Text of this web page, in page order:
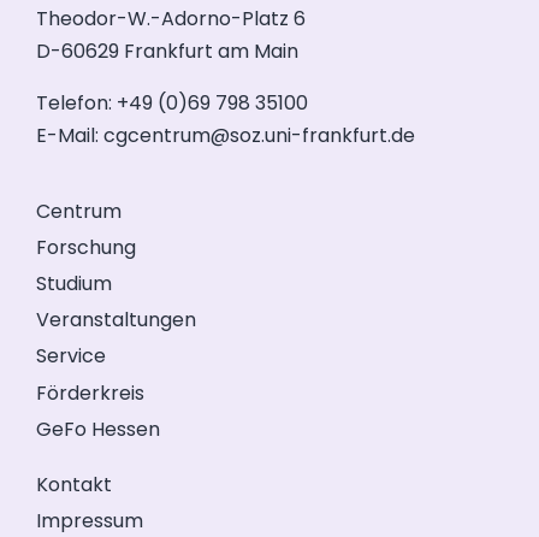
Theodor-W.-Adorno-Platz 6
D-60629 Frankfurt am Main
Telefon: +49 (0)69 798 35100
E-Mail: cgcentrum@soz.uni-frankfurt.de
Centrum
Forschung
Studium
Veranstaltungen
Service
Förderkreis
GeFo Hessen
Kontakt
Impressum